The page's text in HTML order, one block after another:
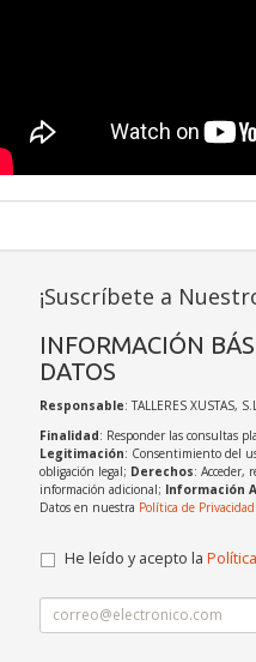
¡Suscríbete a
INFORMACIÓN
DATOS
Responsable: TALLERES XUSTAS,
Finalidad: Responder las consultas
Legitimación: Consentimiento del
obligación legal; Derechos: Acceder,
información adicional; Información
Datos en nuestra Política de Privacidad
He leído y acepto la